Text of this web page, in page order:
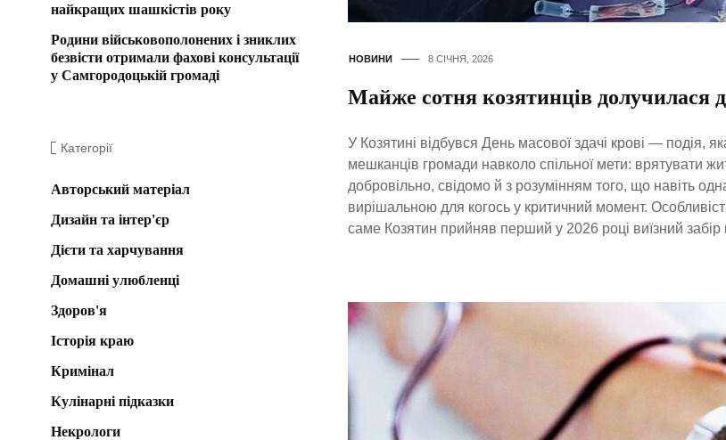
НОВИНИ 8 СІЧНЯ, 2026
Майже сотня козятинців долучилася
У Козятині відбувся День масової здачі крові — подія,
мешканців громади навколо спільної мети: врятувати
добровільно, свідомо й з розумінням того, що навіть
вирішальною для когось у критичний момент.
саме Козятин прийняв перший у 2026 році виїзний забір
найкращих шашкістів року
Родини військовополонених і зниклих
безвісти отримали фахові консультації
у Самгородоцькій громаді
Категорії
Авторський матеріал
Дизайн та інтер'єр
Дієти та харчування
Домашні улюбленці
Здоров'я
Історія краю
Кримінал
Кулінарні підказки
Некрологи